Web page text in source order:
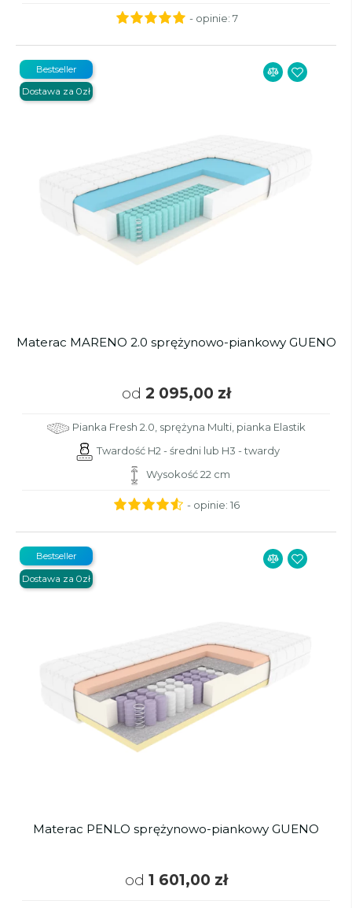
- opinie: 7
Materac MARENO 2.0 sprężynowo-piankowy GUENO
od 2 095,00 zł
Pianka Fresh 2.0, sprężyna Multi, pianka Elastik
Twardość H2 - średni lub H3 - twardy
Wysokość 22 cm
Bestseller
Dostawa za 0zł
- opinie: 16
Materac PENLO sprężynowo-piankowy GUENO
od 1 601,00 zł
Bestseller
Dostawa za 0zł